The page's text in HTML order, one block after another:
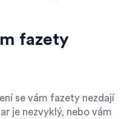
fazety
se vám fazety nezdají
je nezvyklý, nebo vám